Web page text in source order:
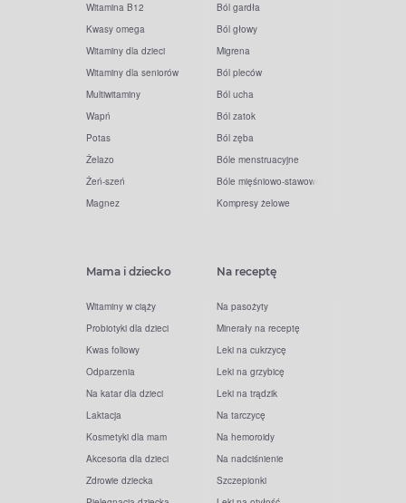
Witamina B12
Kwasy omega
Witaminy dla dzieci
Witaminy dla seniorów
Multiwitaminy
Wapń
Potas
Żelazo
Żeń-szeń
Magnez
Ból gardła
Ból głowy
Migrena
Ból pleców
Ból ucha
Ból zatok
Ból zęba
Bóle menstruacyjne
Bóle mięśniowo-stawowe
Kompresy żelowe
Mama i dziecko
Witaminy w ciąży
Probiotyki dla dzieci
Kwas foliowy
Odparzenia
Na katar dla dzieci
Laktacja
Kosmetyki dla mam
Akcesoria dla dzieci
Zdrowie dziecka
Na receptę
Na pasożyty
Minerały na receptę
Leki na cukrzycę
Leki na grzybicę
Leki na trądzik
Na tarczycę
Na hemoroidy
Na nadciśnienie
Szczepionki